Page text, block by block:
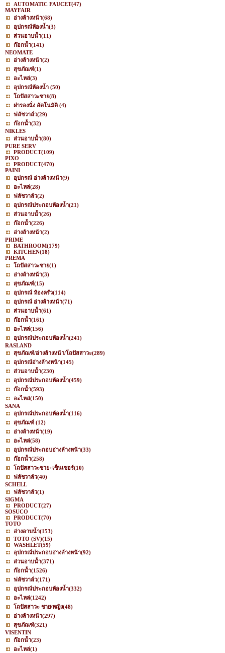
AUTOMATIC FAUCET(47)
MAYFAIR
อ่างล้างหน้า(68)
อุปกรณ์ห้องน้ำ(3)
ส่วนอาบน้ำ(11)
ก๊อกน้ำ(141)
NEOMATE
อ่างล้างหน้า(2)
สุขภัณฑ์(1)
อะไหล่(3)
อุปกรณ์ห้องน้ำ (50)
โถปัสสาวะชาย(8)
ฝารองนั่ง อัตโนมัติ (4)
ฟลัชวาล์ว(29)
ก๊อกน้ำ(32)
NIKLES
ส่วนอาบน้ำ(80)
PURE SERV
PRODUCT(109)
PIXO
PRODUCT(470)
PAINI
อุปกรณ์ อ่างล้างหน้า(9)
อะไหล่(28)
ฟลัชวาล์ว(2)
อุปกรณ์ประกอบห้องน้ำ(21)
ส่วนอาบน้ำ(26)
ก๊อกน้ำ(226)
อ่างล้างหน้า(2)
PRIME
BATHROOM(179)
KITCHEN(18)
PREMA
โถปัสสาวะชาย(1)
อ่างล้างหน้า(3)
สุขภัณฑ์(15)
อุปกรณ์ ห้องครัว(114)
อุปกรณ์ อ่างล้างหน้า(71)
ส่วนอาบน้ำ(61)
ก๊อกน้ำ(161)
อะไหล่(156)
อุปกรณ์ประกอบห้องน้ำ(241)
RASLAND
สุขภัณฑ์/อ่างล้างหน้า/โถปัสสาวะ(289)
อุปกรณ์อ่างล้างหน้า(145)
ส่วนอาบน้ำ(230)
อุปกรณ์ประกอบห้องน้ำ(459)
ก๊อกน้ำ(593)
อะไหล่(150)
SANA
อุปกรณ์ประกอบห้องน้ำ(116)
สุขภัณฑ์ (12)
อ่างล้างหน้า(19)
อะไหล่(58)
อุปกรณ์ประกอบอ่างล้างหน้า(33)
ก๊อกน้ำ(258)
โถปัสสาวะชาย+เซ็นเซอร์(10)
ฟลัชวาล์ว(40)
SCHELL
ฟลัชวาล์ว(1)
SIGMA
PRODUCT(27)
SOSUCO
PRODUCT(70)
TOTO
อ่างอาบน้ำ(153)
TOTO (SV)(15)
WASHLET(59)
อุปกรณ์ประกอบอ่างล้างหน้า(92)
ส่วนอาบน้ำ(371)
ก๊อกน้ำ(1526)
ฟลัชวาล์ว(171)
อุปกรณ์ประกอบห้องน้ำ(332)
อะไหล่(1242)
โถปัสสาวะ ชาย/หญิง(48)
อ่างล้างหน้า(297)
สุขภัณฑ์(321)
VISENTIN
ก๊อกน้ำ(23)
อะไหล่(1)